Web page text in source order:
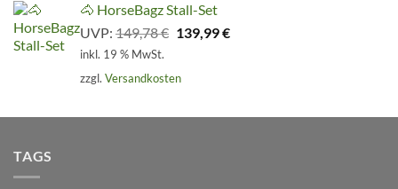
🐴 HorseBagz Stall-Set
UVP: 149,78€ Ursprünglicher
149,78 €
139,99€Aktueller
inkl. 19 % MwSt.
zzgl. Versandkosten
TAGS